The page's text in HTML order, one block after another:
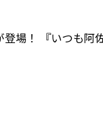
場！ 『いつも阿